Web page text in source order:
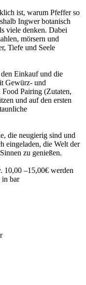
ist, warum Pfeffer so
Ingwer botanisch
viele denken. Dabei
mörsern und
Tiefe und Seele
Einkauf und die
Gewürz- und
Pairing (Zutaten,
und auf den ersten
die neugierig sind und
eingeladen, die Welt der
zu genießen.
10,00 –15,00€ werden
in bar